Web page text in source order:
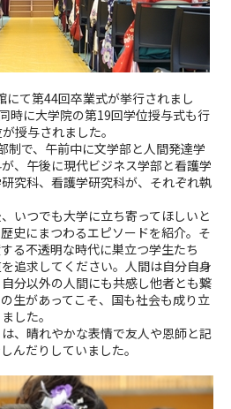
て第44回卒業式が挙行されまし
時に大学院の第19回学位授与式も行
授与されました。
で、午前中に文学部と人間発達学
、午後に現代ビジネス学部と看護学
究科、看護学研究科が、それぞれ執
いつでも大学に立ち寄ってほしいと
史にまつわるエピソードを紹介。そ
る不透明な時代に巣立つ学生たち
追求してください。人間は自分自身
分以外の人間にも共感し他者とも繋
生があってこそ、国も社会も成り立
した。
、晴れやかな表情で友人や恩師と記
んだりしていました。